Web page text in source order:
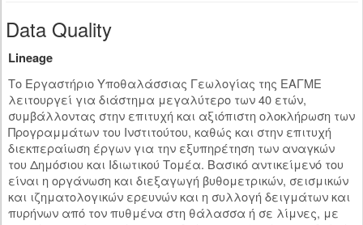
Data Quality
Lineage
Το Εργαστήριο Υποθαλάσσιας Γεωλογίας της ΕΑΓΜΕ
λειτουργεί για διάστημα μεγαλύτερο των 40 ετών,
συμβάλλοντας στην επιτυχή και αξιόπιστη ολοκλήρωση των
Προγραμμάτων του Ινστιτούτου, καθώς και στην επιτυχή
διεκπεραίωση έργων για την εξυπηρέτηση των αναγκών
του Δημόσιου και Ιδιωτικού Τομέα. Βασικό αντικείμενό του
είναι η οργάνωση και διεξαγωγή βυθομετρικών, σεισμικών
και ιζηματολογικών ερευνών και η συλλογή δειγμάτων και
πυρήνων από τον πυθμένα στη θάλασσα ή σε λίμνες, με